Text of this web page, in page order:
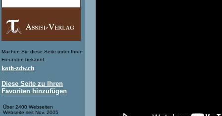
Machen Sie diese Seite unter Ihren
Freunden bekannt.
kath-zdw.ch
Diese Seite zu Ihren
Favoriten hinzufügen
Über 2400 Webseiten
Webseite seit Nov. 2005